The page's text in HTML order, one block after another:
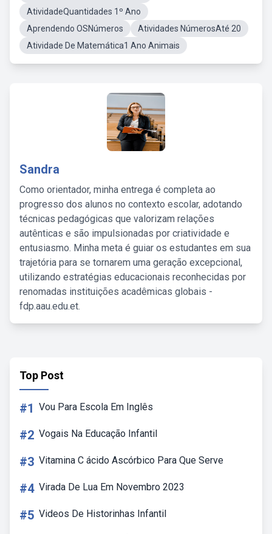
AtividadeQuantidades 1º Ano
Aprendendo OSNúmeros
Atividades NúmerosAté 20
Atividade De Matemática1 Ano Animais
Sandra
Como orientador, minha entrega é completa ao
progresso dos alunos no contexto escolar, adotando
técnicas pedagógicas que valorizam relações
autênticas e são impulsionadas por criatividade e
entusiasmo. Minha meta é guiar os estudantes em sua
trajetória para se tornarem uma geração excepcional,
utilizando estratégias educacionais reconhecidas por
renomadas instituições acadêmicas globais -
fdp.aau.edu.et.
Top Post
#1 Vou Para Escola Em Inglês
#2 Vogais Na Educação Infantil
#3 Vitamina C ácido Ascórbico Para Que Serve
#4 Virada De Lua Em Novembro 2023
#5 Videos De Historinhas Infantil